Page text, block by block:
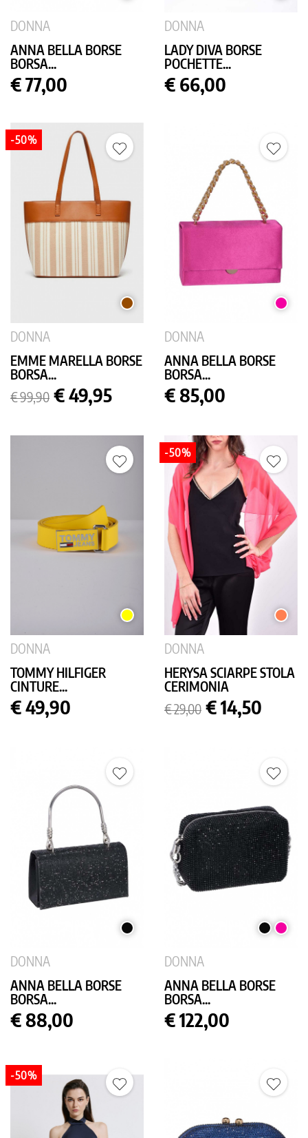
DONNA
ANNA BELLA BORSE
BORSA...
Prezzo
€ 77,00
DONNA
LADY DIVA BORSE
POCHETTE...
Prezzo
€ 66,00
MARRONE
DONNA
EMME MARELLA BORSE
BORSA...
Prezzo
base
€ 99,90 Prezzo
€ 49,95
-50%
FUCSIA
DONNA
ANNA BELLA BORSE
BORSA...
Prezzo
€ 85,00
GIALLO
DONNA
TOMMY HILFIGER
CINTURE...
Prezzo
€ 49,90
DONNA
HERYSA SCIARPE STOLA
CERIMONIA
Prezzo
base
€ 29,00 Prezzo
€ 14,50
-50%
NERO
DONNA
ANNA BELLA BORSE
BORSA...
Prezzo
€ 88,00
NEROFUCSIA
DONNA
ANNA BELLA BORSE
BORSA...
Prezzo
€ 122,00
-50%